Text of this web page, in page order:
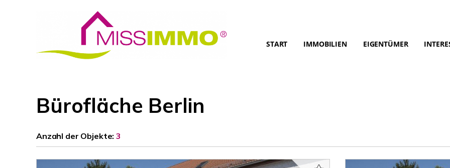
START IMMOBILIEN EIGENTÜMER
Bürofläche Berlin
Anzahl der Objekte:3